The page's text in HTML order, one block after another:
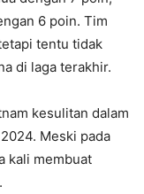
6 poin. Tim
tentu tidak
di laga terakhir.
kesulitan dalam
Meski pada
kali membuat